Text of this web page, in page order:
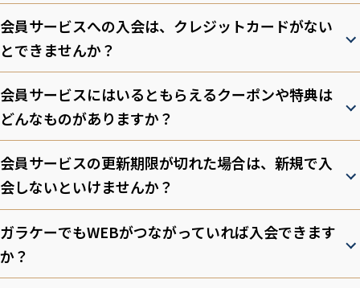
会員サービスへの入会は、クレジットカードがない
とできませんか？
会員サービスにはいるともらえるクーポンや特典は
どんなものがありますか？
会員サービスの更新期限が切れた場合は、新規で入
会しないといけませんか？
ガラケーでもWEBがつながっていれば入会できます
か？